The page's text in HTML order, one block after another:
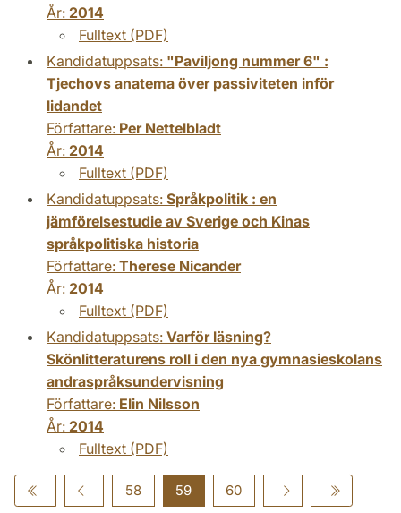
År: 2014
Fulltext (PDF)
Kandidatuppsats: "Paviljong nummer 6" :
Tjechovs anatema över passiviteten inför
lidandet
Författare: Per Nettelbladt
År: 2014
Fulltext (PDF)
Kandidatuppsats: Språkpolitik : en
jämförelsestudie av Sverige och Kinas
språkpolitiska historia
Författare: Therese Nicander
År: 2014
Fulltext (PDF)
Kandidatuppsats: Varför läsning?
Skönlitteraturens roll i den nya gymnasieskolans
andraspråksundervisning
Författare: Elin Nilsson
År: 2014
Fulltext (PDF)
58 59 60